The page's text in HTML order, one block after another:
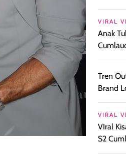
VIRAL
Anak
Tren
Brand
VIRAL
VIral
S2